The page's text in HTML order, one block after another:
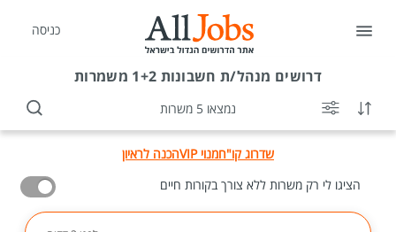
כניסה
דרושים מנהל/ת חשבונות 1+2 משמרות
נמצאו 5 משרות
שדרוג קו"חמנוי VIP
הכנה לראיון
הציגו לי רק משרות ללא צורך בקורות חיים